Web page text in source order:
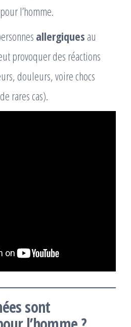
pour l’homme.
allergiques au
provoquer des réactions
douleurs, voire chocs
rares cas).
sont